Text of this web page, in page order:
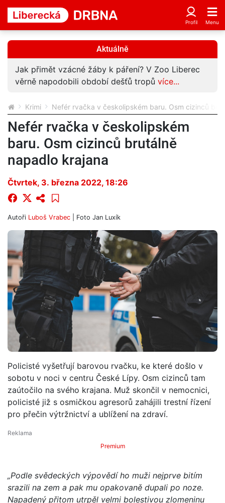
Aktuálně
Jak přimět vzácné žáby k páření? V Zoo Liberec
věrně napodobili období dešťů tropů více...
Krimi Nefér rvačka v českolipském baru. Osm cizinců
Nefér rvačka v českolipském
baru. Osm cizinců brutálně
napadlo krajana
Čtvrtek, 3. března 2022, 18:26
Autoři Luboš Vrabec | Foto Jan Luxík
Policisté vyšetřují barovou rvačku, ke které došlo v
sobotu v noci v centru České Lípy. Osm cizinců tam
zaútočilo na svého krajana. Muž skončil v nemocnici,
policisté již s osmičkou agresorů zahájili trestní řízení
pro přečin výtržnictví a ublížení na zdraví.
Premium
„Podle svědeckých výpovědí ho muži nejprve bitím
srazili na zem a pak mu opakovaně dupali po noze.
Napadený přitom utrpěl velmi bolestivou zlomeninu